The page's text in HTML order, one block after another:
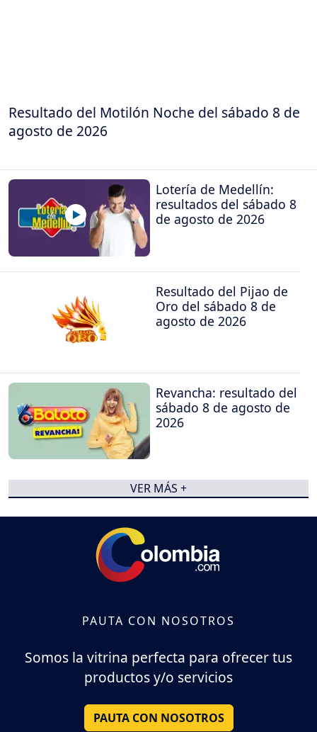
Resultado del Motilón Noche del sábado 8 de
agosto de 2026
Lotería de Medellín:
resultados del sábado 8
de agosto de 2026
Resultado del Pijao de
Oro del sábado 8 de
agosto de 2026
Revancha: resultado del
sábado 8 de agosto de
2026
VER MÁS +
PAUTA CON NOSOTROS
Somos la vitrina perfecta para ofrecer tus
productos y/o servicios
PAUTA CON NOSOTROS